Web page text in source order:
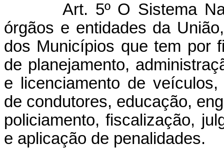
Art. 5º O Sistema
órgãos e entidades da
dos Municípios que tem por
de planejamento,
e licenciamento de
de condutores, educação,
policiamento, fiscalização,
e aplicação de penalidades.